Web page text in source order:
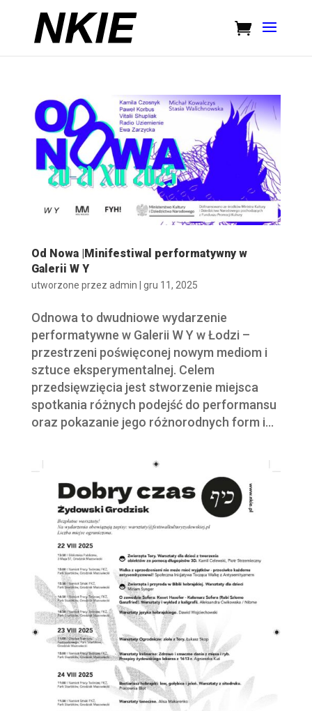
Od Nowa |Minifestiwal performatywny w
Galerii W Y
utworzone przez admin gru 11, 2025
Odnowa to dwudniowe wydarzenie
performatywne w Galerii W Y w Łodzi –
przestrzeni poświęconej nowym mediom i
sztuce eksperymentalnej. Celem
przedsięwzięcia jest stworzenie miejsca
spotkania różnych podejść do performansu
oraz pokazanie jego różnorodnych form i...